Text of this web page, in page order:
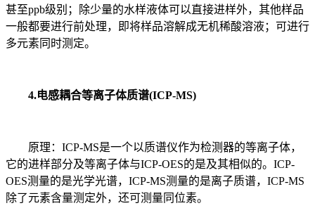
甚至ppb级别；除少量的水样液体可以直接进样外，其他样品
一般都要进行前处理，即将样品溶解成无机稀酸溶液；可进行
多元素同时测定。
4.电感耦合等离子体质谱(ICP-MS)
原理：ICP-MS是一个以质谱仪作为检测器的等离子体，
它的进样部分及等离子体与ICP-OES的是及其相似的。ICP-
OES测量的是光学光谱，ICP-MS测量的是离子质谱，ICP-MS
除了元素含量测定外，还可测量同位素。